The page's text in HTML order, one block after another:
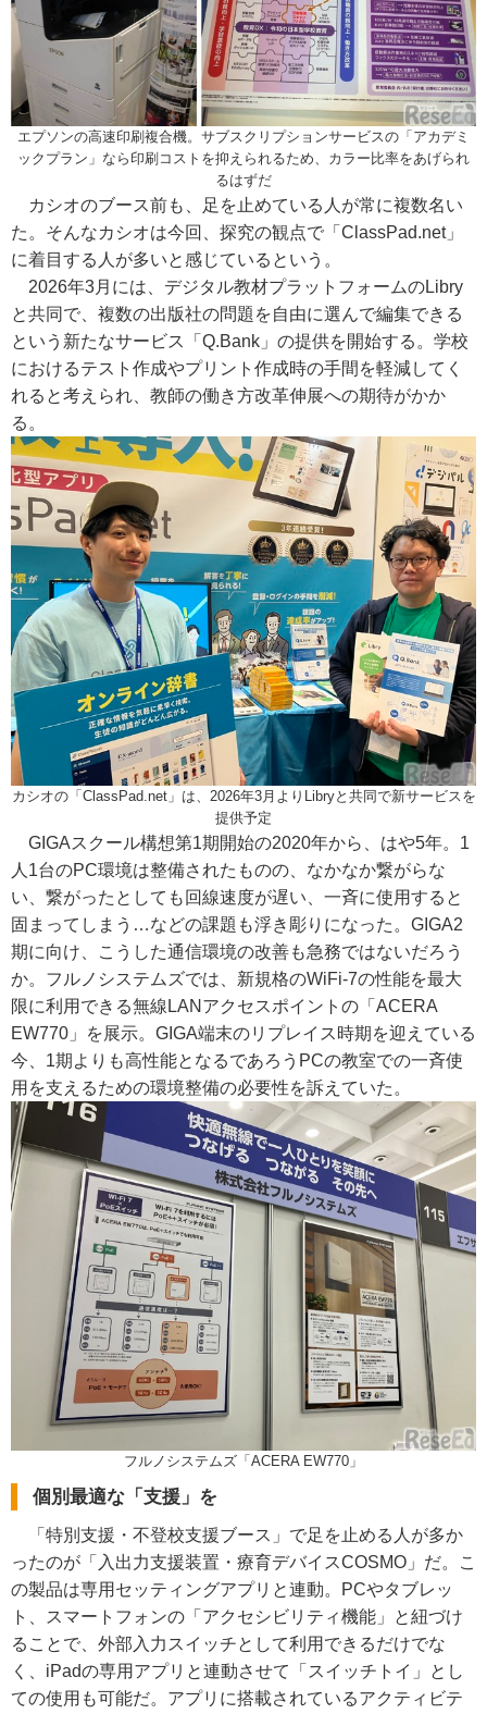
エプソンの高速印刷複合機。サブスクリプションサービスの「アカデミ
ックプラン」なら印刷コストを抑えられるため、カラー比率をあげられ
るはずだ
カシオのブース前も、足を止めている人が常に複数名い
た。そんなカシオは今回、探究の観点で「ClassPad.net」
に着目する人が多いと感じているという。
2026年3月には、デジタル教材プラットフォームのLibry
と共同で、複数の出版社の問題を自由に選んで編集できる
という新たなサービス「Q.Bank」の提供を開始する。学校
におけるテスト作成やプリント作成時の手間を軽減してく
れると考えられ、教師の働き方改革伸展への期待がかか
る。
カシオの「ClassPad.net」は、2026年3月よりLibryと共同で新サービスを
提供予定
GIGAスクール構想第1期開始の2020年から、はや5年。1
人1台のPC環境は整備されたものの、なかなか繋がらな
い、繋がったとしても回線速度が遅い、一斉に使用すると
固まってしまう…などの課題も浮き彫りになった。GIGA2
期に向け、こうした通信環境の改善も急務ではないだろう
か。フルノシステムズでは、新規格のWiFi-7の性能を最大
限に利用できる無線LANアクセスポイントの「ACERA
EW770」を展示。GIGA端末のリプレイス時期を迎えている
今、1期よりも高性能となるであろうPCの教室での一斉使
用を支えるための環境整備の必要性を訴えていた。
フルノシステムズ「ACERA EW770」
個別最適な「支援」を
「特別支援・不登校支援ブース」で足を止める人が多か
ったのが「入出力支援装置・療育デバイスCOSMO」だ。こ
の製品は専用セッティングアプリと連動。PCやタブレッ
ト、スマートフォンの「アクセシビリティ機能」と紐づけ
ることで、外部入力スイッチとして利用できるだけでな
く、iPadの専用アプリと連動させて「スイッチトイ」とし
ての使用も可能だ。アプリに搭載されているアクティビテ